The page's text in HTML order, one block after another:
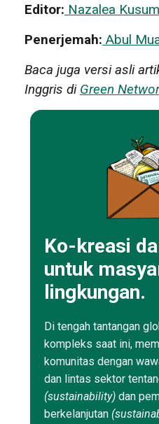
Editor: Nazalea
Penerjemah: Abul
Baca juga versi asli
Inggris di Green
Ko-kreasi
untuk
lingkungan.
Di tengah tantangan
kompleks saat ini,
komunitas dengan
dan lintas sektor
(sustainability) dan
berkelanjutan